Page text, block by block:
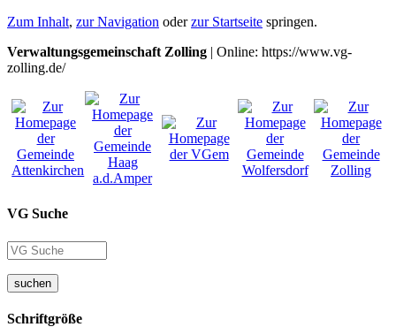
Zum Inhalt, zur Navigation oderzur Startseite springen.
Verwaltungsgemeinschaft Zolling | Online: https://www.vg-
zolling.de/
VG Suche
suchen
Schriftgröße